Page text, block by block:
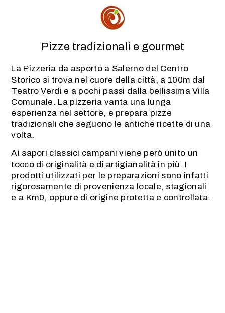
Pizze tradizionali e gourmet
La Pizzeria da asporto a Salerno del Centro
Storico si trova nel cuore della città, a 100m dal
Teatro Verdi e a pochi passi dalla bellissima Villa
Comunale. La pizzeria vanta una lunga
esperienza nel settore, e prepara pizze
tradizionali che seguono le antiche ricette di una
volta.
Ai sapori classici campani viene però unito un
tocco di originalità e di artigianalità in più. I
prodotti utilizzati per le preparazioni sono infatti
rigorosamente di provenienza locale, stagionali
e a Km0, oppure di origine protetta e controllata.